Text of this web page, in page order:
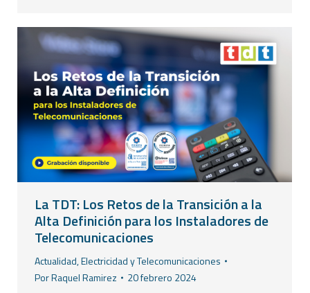
La TDT: Los Retos de la Transición a la
Alta Definición para los Instaladores de
Telecomunicaciones
Actualidad,Electricidad y Telecomunicaciones
PorRaquel Ramirez 20 febrero 2024